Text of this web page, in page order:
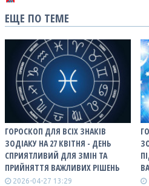
ЕЩЕ ПО ТЕМЕ
ГОРОСКОП ДЛЯ ВСІХ ЗНАКІВ
ЗОДІАКУ НА 27 КВІТНЯ - ДЕНЬ
СПРИЯТЛИВИЙ ДЛЯ ЗМІН ТА
ПРИЙНЯТТЯ ВАЖЛИВИХ РІШЕНЬ
2026-04-27 13:29